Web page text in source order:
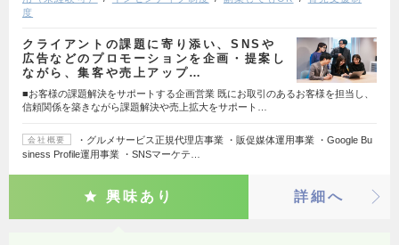
度
クライアントの課題に寄り添い、SNSや
広告などのプロモーションを企画・提案し
ながら、集客や売上アップ…
■お客様の課題解決をサポートする企画営業 既にお取引のあるお客様を担当し、
信頼関係を築きながら課題解決や売上拡大をサポート…
会社概要
・グルメサービス正規代理店事業 ・販促媒体運用事業 ・Google Bu
siness Profile運用事業 ・SNSマーケテ…
興味あり 詳細へ